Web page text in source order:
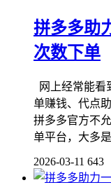
拼多多助
次数下单
网上经常能看
单赚钱、代点
拼多多官方不
单平台，大多
2026-03-11 643